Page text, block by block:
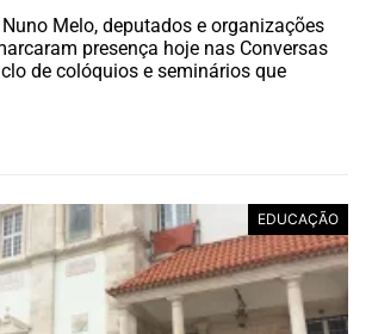
Melo, deputados e organizações
presença hoje nas Conversas
de colóquios e seminários que
EDUCAÇÃO